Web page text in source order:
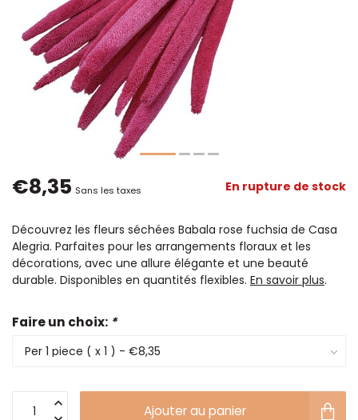
€8,35 Sans les taxes En rupture de stock
Découvrez les fleurs séchées Babala rose fuchsia de Casa
Alegria. Parfaites pour les arrangements floraux et les
décorations, avec une allure élégante et une beauté
durable. Disponibles en quantités flexibles. En savoir plus.
Faire un choix: *
Ajouter au panier